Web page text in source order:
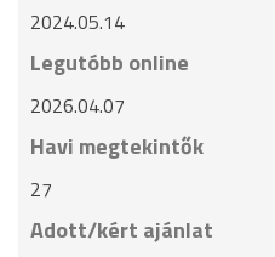
2024.05.14
Legutóbb online
2026.04.07
Havi megtekintők
27
Adott/kért ajánlat